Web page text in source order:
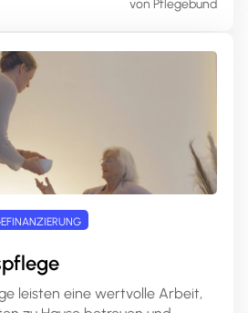
um die
Police für Ihre Bedürfnisse
von Pflegebund
leisten eine wertvolle Arbeit,